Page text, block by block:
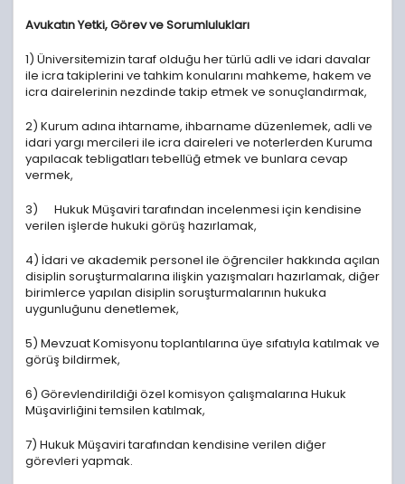
Avukatın Yetki, Görev ve Sorumlulukları
1) Üniversitemizin taraf olduğu her türlü adli ve idari davalar
ile icra takiplerini ve tahkim konularını mahkeme, hakem ve
icra dairelerinin nezdinde takip etmek ve sonuçlandırmak,
2) Kurum adına ihtarname, ihbarname düzenlemek, adli ve
idari yargı mercileri ile icra daireleri ve noterlerden Kuruma
yapılacak tebligatları tebellüğ etmek ve bunlara cevap
vermek,
3) Hukuk Müşaviri tarafından incelenmesi için kendisine
verilen işlerde hukuki görüş hazırlamak,
4) İdari ve akademik personel ile öğrenciler hakkında açılan
disiplin soruşturmalarına ilişkin yazışmaları hazırlamak, diğer
birimlerce yapılan disiplin soruşturmalarının hukuka
uygunluğunu denetlemek,
5) Mevzuat Komisyonu toplantılarına üye sıfatıyla katılmak ve
görüş bildirmek,
6) Görevlendirildiği özel komisyon çalışmalarına Hukuk
Müşavirliğini temsilen katılmak,
7) Hukuk Müşaviri tarafından kendisine verilen diğer
görevleri yapmak.